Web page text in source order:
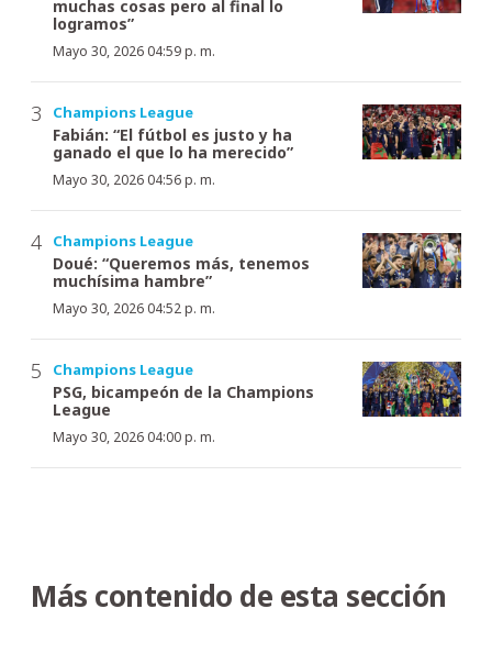
muchas cosas pero al final lo
logramos”
Mayo 30, 2026 04:59 p. m.
Champions League
Fabián: “El fútbol es justo y ha
ganado el que lo ha merecido”
Mayo 30, 2026 04:56 p. m.
Champions League
Doué: “Queremos más, tenemos
muchísima hambre”
Mayo 30, 2026 04:52 p. m.
Champions League
PSG, bicampeón de la Champions
League
Mayo 30, 2026 04:00 p. m.
Más contenido de esta sección